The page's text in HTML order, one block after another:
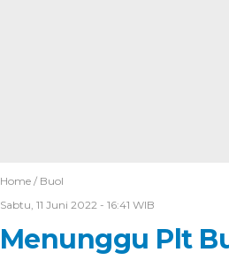
Home / Buol
Sabtu, 11 Juni 2022 - 16:41 WIB
Menunggu Plt